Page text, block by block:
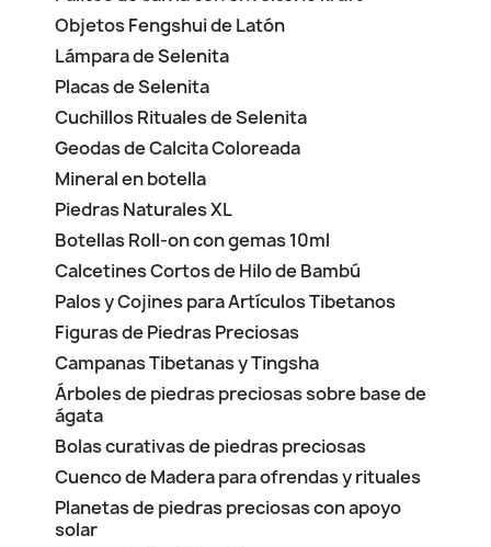
Objetos Fengshui de Latón
Lámpara de Selenita
Placas de Selenita
Cuchillos Rituales de Selenita
Geodas de Calcita Coloreada
Mineral en botella
Piedras Naturales XL
Botellas Roll-on con gemas 10ml
Calcetines Cortos de Hilo de Bambú
Palos y Cojines para Artículos Tibetanos
Figuras de Piedras Preciosas
Campanas Tibetanas y Tingsha
Árboles de piedras preciosas sobre base de
ágata
Bolas curativas de piedras preciosas
Cuenco de Madera para ofrendas y rituales
Planetas de piedras preciosas con apoyo
solar